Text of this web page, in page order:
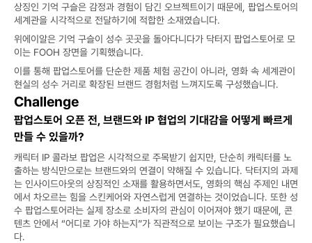
상징인 기억 구슬은 감정과 경험이 담긴 오브젝트이기 때문에, 팝업스토어의
세계관을 시각적으로 전달하기에 적합한 소재였습니다.
위에이알은 기억 구슬이 성수 곳곳을 돌아다니다가 닥터지 팝업스토어로 모
이는 FOOH 장면을 기획했습니다.
이를 통해 팝업스토어를 단순한 제품 체험 공간이 아니라, 영화 속 세계관이
현실의 성수 거리로 확장된 브랜드 경험처럼 느껴지도록 구성했습니다.
Challenge
팝업스토어 오픈 전, 브랜드와 IP 협업의 기대감을 어떻게 빠르게
만들 수 있을까?
캐릭터 IP 콜라보 팝업은 시각적으로 주목받기 쉽지만, 단순히 캐릭터를 노
출하는 방식만으로는 브랜드와의 연결이 약해질 수 있습니다. 닥터지의 과제
는 인사이드아웃의 상징적인 소재를 활용하면서도, 영화의 핵심 주제인 내면
에서 차오르는 힘을 스킨케어와 자연스럽게 연결하는 것이었습니다. 또한 성
수 팝업스토어라는 실제 장소로 소비자의 관심이 이어져야 했기 때문에, 콘
텐츠 안에서 “어디로 가야 하는지”가 직관적으로 보이는 구조가 필요했습니
다.